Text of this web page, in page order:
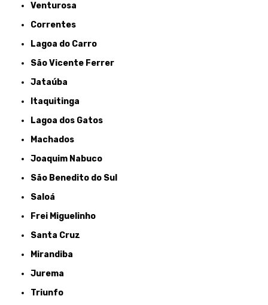
Venturosa
Correntes
Lagoa do Carro
São Vicente Ferrer
Jataúba
Itaquitinga
Lagoa dos Gatos
Machados
Joaquim Nabuco
São Benedito do Sul
Saloá
Frei Miguelinho
Santa Cruz
Mirandiba
Jurema
Triunfo